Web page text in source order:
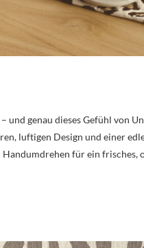
und genau dieses Gefühl von
luftigen Design und einer
für ein frisches,